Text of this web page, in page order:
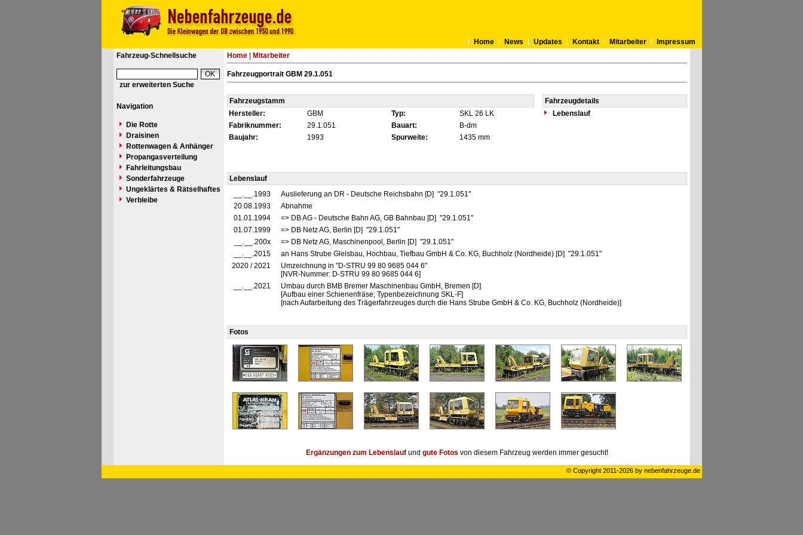
Home News Updates Kontakt Mitarbeiter
Impressum
Fahrzeug-Schnellsuche
zur erweiterten Suche
Navigation
Die Rotte
Draisinen
Rottenwagen & Anhänger
Propangasverteilung
Fahrleitungsbau
Sonderfahrzeuge
Ungeklärtes & Rätselhaftes
Verbleibe
Home| Mitarbeiter
Fahrzeugportrait GBM 29.1.051
Fahrzeugstamm
Fahrzeugdetails
Hersteller:
GBM Typ: SKL 26 LK
Lebenslauf
Fabriknummer:
29.1.051 Bauart:
B-dm
Baujahr:
1993 Spurweite: 1435 mm
Lebenslauf
__.__.1993
Auslieferung an DR - Deutsche Reichsbahn [D] "29.1.051"
20.08.1993
Abnahme
01.01.1994
=> DB AG - Deutsche Bahn AG, GB Bahnbau [D] "29.1.051"
01.07.1999
=> DB Netz AG, Berlin [D] "29.1.051"
__.__.200x
=> DB Netz AG, Maschinenpool, Berlin [D] "29.1.051"
__.__.2015
an Hans Strube Gleisbau, Hochbau, Tiefbau GmbH & Co. KG, Buchholz (Nordheide) [D] "29.1.051"
2020 / 2021
Umzeichnung in "D-STRU 99 80 9685 044 6"
[NVR-Nummer: D-STRU 99 80 9685 044 6]
__.__.2021
Umbau durch BMB Bremer Maschinenbau GmbH, Bremen [D]
[Aufbau einer Schienenfräse; Typenbezeichnung SKL-F]
[nach Aufarbeitung des Trägerfahrzeuges durch die Hans Strube GmbH & Co. KG, Buchholz (Nordheide)]
Fotos
Ergänzungen zum Lebenslaufund gute Fotos von diesem Fahrzeug werden immer gesucht!
© Copyright 2011-2026 by nebenfahrzeuge.de